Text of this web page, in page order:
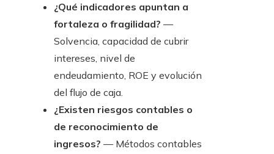
¿Qué indicadores apuntan a
fortaleza o fragilidad? —
Solvencia, capacidad de cubrir
intereses, nivel de
endeudamiento, ROE y evolución
del flujo de caja.
¿Existen riesgos contables o
de reconocimiento de
ingresos? — Métodos contables